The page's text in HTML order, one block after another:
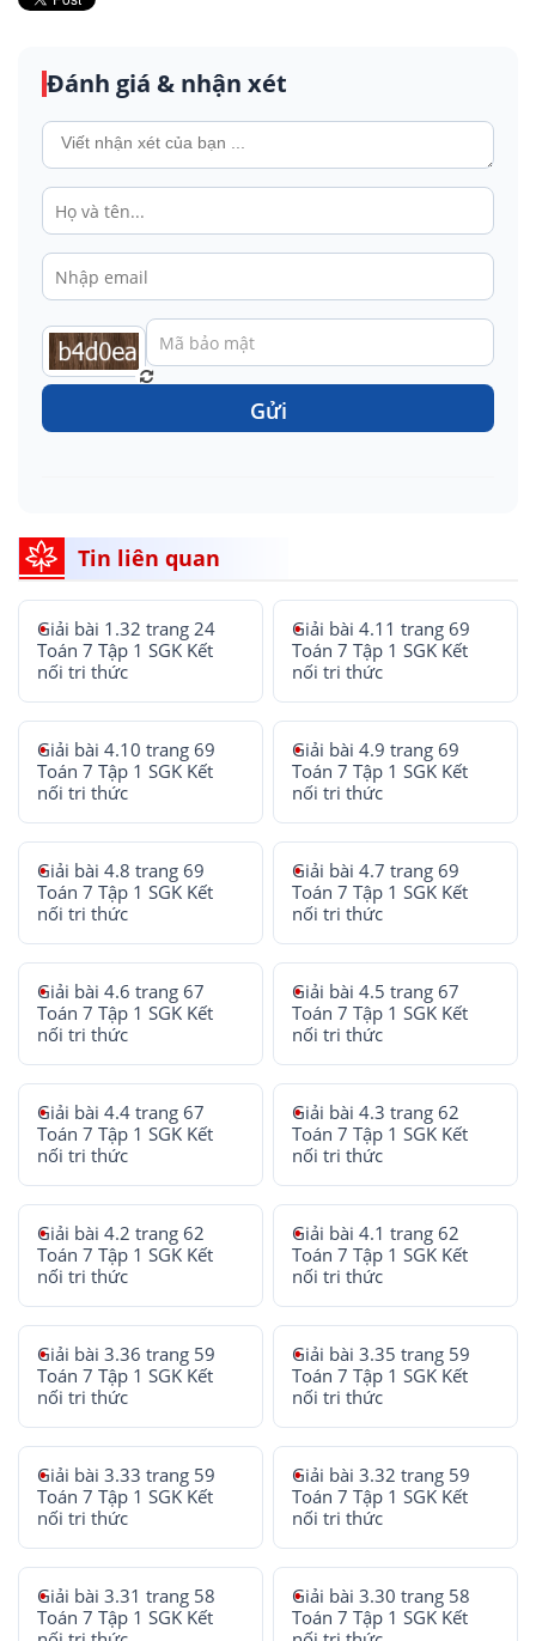
Đánh giá & nhận xét
Gửi
Tin liên quan
Giải bài 1.32 trang 24
Toán 7 Tập 1 SGK Kết
nối tri thức
Giải bài 4.11 trang 69
Toán 7 Tập 1 SGK Kết
nối tri thức
Giải bài 4.10 trang 69
Toán 7 Tập 1 SGK Kết
nối tri thức
Giải bài 4.9 trang 69
Toán 7 Tập 1 SGK Kết
nối tri thức
Giải bài 4.8 trang 69
Toán 7 Tập 1 SGK Kết
nối tri thức
Giải bài 4.7 trang 69
Toán 7 Tập 1 SGK Kết
nối tri thức
Giải bài 4.6 trang 67
Toán 7 Tập 1 SGK Kết
nối tri thức
Giải bài 4.5 trang 67
Toán 7 Tập 1 SGK Kết
nối tri thức
Giải bài 4.4 trang 67
Toán 7 Tập 1 SGK Kết
nối tri thức
Giải bài 4.3 trang 62
Toán 7 Tập 1 SGK Kết
nối tri thức
Giải bài 4.2 trang 62
Toán 7 Tập 1 SGK Kết
nối tri thức
Giải bài 4.1 trang 62
Toán 7 Tập 1 SGK Kết
nối tri thức
Giải bài 3.36 trang 59
Toán 7 Tập 1 SGK Kết
nối tri thức
Giải bài 3.35 trang 59
Toán 7 Tập 1 SGK Kết
nối tri thức
Giải bài 3.33 trang 59
Toán 7 Tập 1 SGK Kết
nối tri thức
Giải bài 3.32 trang 59
Toán 7 Tập 1 SGK Kết
nối tri thức
Giải bài 3.31 trang 58
Toán 7 Tập 1 SGK Kết
Giải bài 3.30 trang 58
Toán 7 Tập 1 SGK Kết